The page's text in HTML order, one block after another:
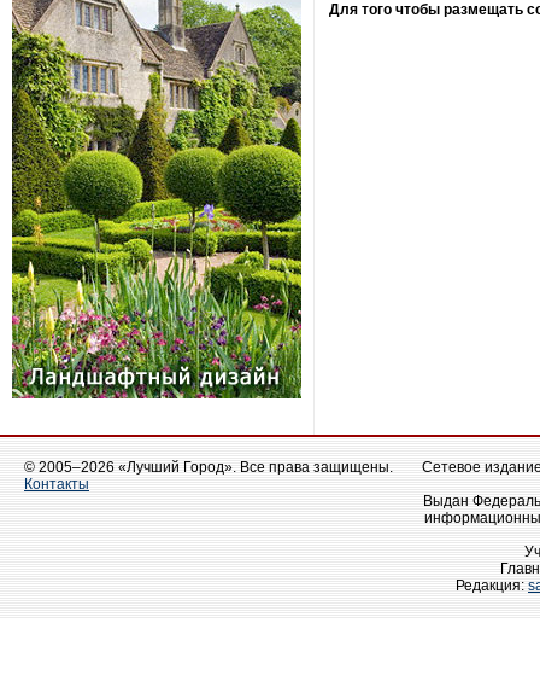
Для того чтобы размещать
© 2005–2026 «Лучший Город». Все права защищены.
Контакты
Сетевое
Выдан
Редакция: